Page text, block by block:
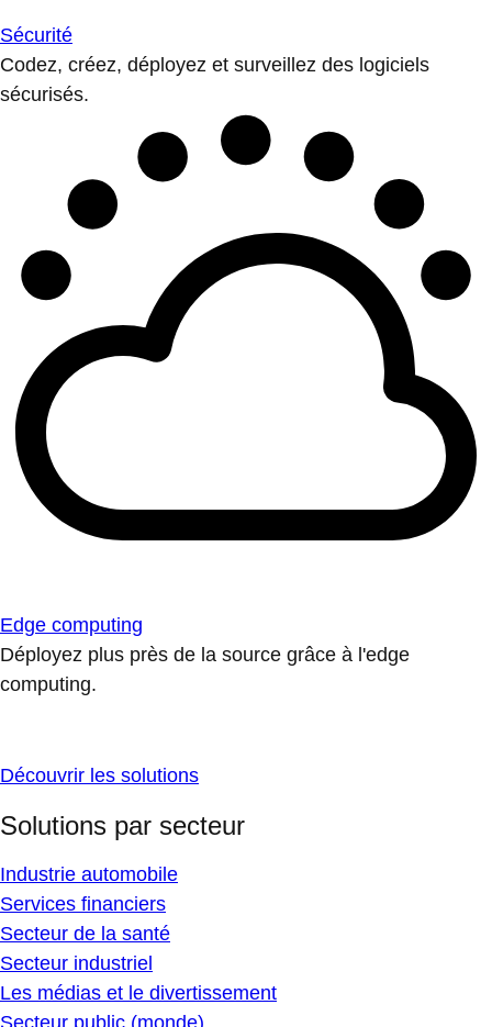
Sécurité
Codez, créez, déployez et surveillez des logiciels
sécurisés.
Edge computing
Déployez plus près de la source grâce à l'edge
computing.
Découvrir les solutions
Solutions par secteur
Industrie automobile
Services financiers
Secteur de la santé
Secteur industriel
Les médias et le divertissement
Secteur public (monde)